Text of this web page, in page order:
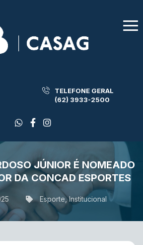
TELEFONE GERAL
(62) 3933-2500
JÚNIOR É NOMEADO
DA CONCAD ESPORTES
Esporte,Institucional